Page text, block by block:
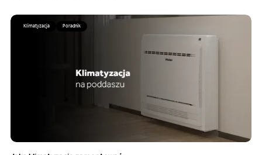
Klimatyzacja Poradnik